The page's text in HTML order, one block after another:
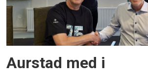
Aurstad med i